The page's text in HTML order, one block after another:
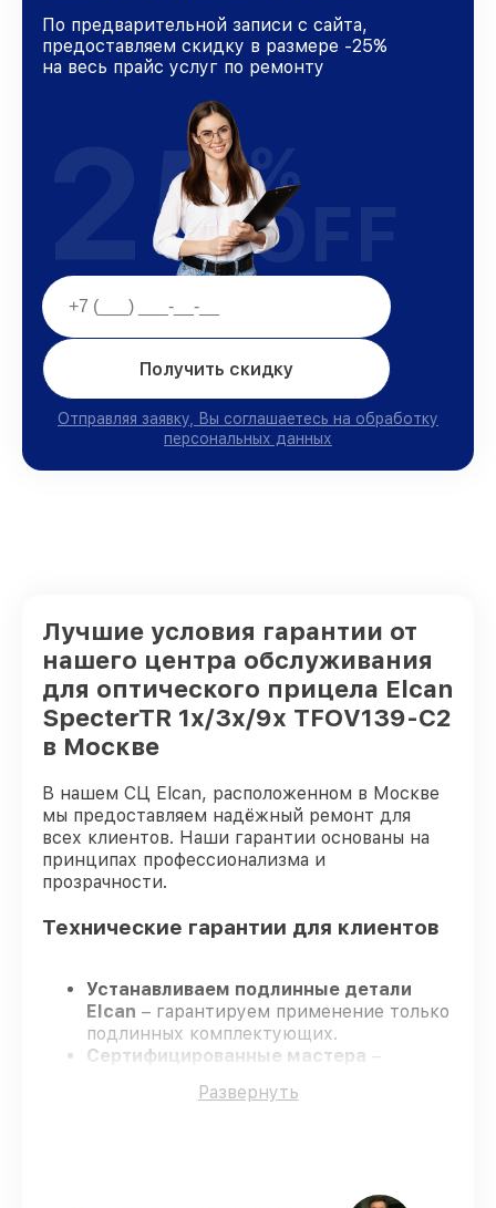
По предварительной записи с сайта,
предоставляем скидку в размере -25%
на весь прайс услуг по ремонту
Получить скидку
Отправляя заявку, Вы соглашаетесь на обработку
персональных данных
25%
OFF
Лучшие условия гарантии от
нашего центра обслуживания
для оптического прицела Elcan
SpecterTR 1x/3x/9x TFOV139-C2
в Москве
В нашем СЦ Elcan, расположенном в Москве
мы предоставляем надёжный ремонт для
всех клиентов. Наши гарантии основаны на
принципах профессионализма и
прозрачности.
Технические гарантии для клиентов
Устанавливаем подлинные детали
Elcan – гарантируем применение только
подлинных комплектующих.
Сертифицированные мастера –
обеспечивает надёжную работу
Развернуть